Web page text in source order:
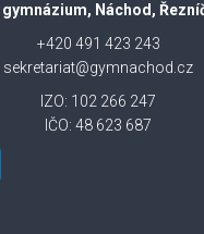
Náchod,
+420 491 423 243
sekretariat@gymnachod.cz
IZO: 102 266 247
IČO: 48 623 687